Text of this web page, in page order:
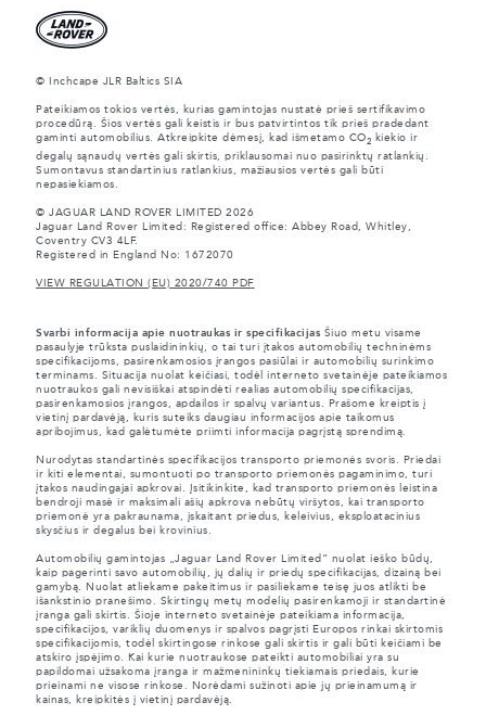
© Inchcape JLR Baltics SIA
Pateikiamos tokios vertės, kurias gamintojas nustatė prieš sertifikavimo
procedūrą. Šios vertės gali keistis ir bus patvirtintos tik prieš pradedant
gaminti automobilius. Atkreipkite dėmesį, kad išmetamo CO2
kiekio ir
degalų sąnaudų vertės gali skirtis, priklausomai nuo pasirinktų ratlankių.
Sumontavus standartinius ratlankius, mažiausios vertės gali būti
nepasiekiamos.
© JAGUAR LAND ROVER LIMITED 2026
Jaguar Land Rover Limited: Registered office: Abbey Road, Whitley,
Coventry CV3 4LF.
Registered in England No: 1672070
VIEW REGULATION (EU) 2020/740 PDF
Svarbi informacija apie nuotraukas ir specifikacijasŠiuo metu visame
pasaulyje trūksta puslaidininkių, o tai turi įtakos automobilių techninėms
specifikacijoms, pasirenkamosios įrangos pasiūlai ir automobilių surinkimo
terminams. Situacija nuolat keičiasi, todėl interneto svetainėje pateikiamos
nuotraukos gali nevisiškai atspindėti realias automobilių specifikacijas,
pasirenkamosios įrangos, apdailos ir spalvų variantus. Prašome kreiptis į
vietinį pardavėją, kuris suteiks daugiau informacijos apie taikomus
apribojimus, kad galėtumėte priimti informacija pagrįstą sprendimą.
Nurodytas standartinės specifikacijos transporto priemonės svoris. Priedai
ir kiti elementai, sumontuoti po transporto priemonės pagaminimo, turi
įtakos naudingajai apkrovai. Įsitikinkite, kad transporto priemonės leistina
bendroji masė ir maksimali ašių apkrova nebūtų viršytos, kai transporto
priemonė yra pakraunama, įskaitant priedus, keleivius, eksploatacinius
skysčius ir degalus bei krovinius.
Automobilių gamintojas „Jaguar Land Rover Limited“ nuolat ieško būdų,
kaip pagerinti savo automobilių, jų dalių ir priedų specifikacijas, dizainą bei
gamybą. Nuolat atliekame pakeitimus ir pasiliekame teisę juos atlikti be
išankstinio pranešimo. Skirtingų metų modelių pasirenkamoji ir standartinė
įranga gali skirtis. Šioje interneto svetainėje pateikiama informacija,
specifikacijos, variklių duomenys ir spalvos pagrįsti Europos rinkai skirtomis
specifikacijomis, todėl skirtingose rinkose gali skirtis ir gali būti keičiami be
atskiro įspėjimo. Kai kurie nuotraukose pateikti automobiliai yra su
papildomai užsakoma įranga ir mažmenininkų tiekiamais priedais, kurie
prieinami ne visose rinkose. Norėdami sužinoti apie jų prieinamumą ir
kainas, kreipkitės į vietinį pardavėją.